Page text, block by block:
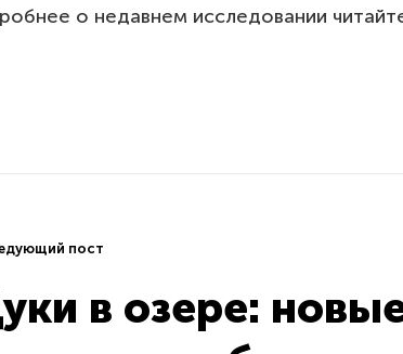
о недавнем исследовании
пост
в озере: